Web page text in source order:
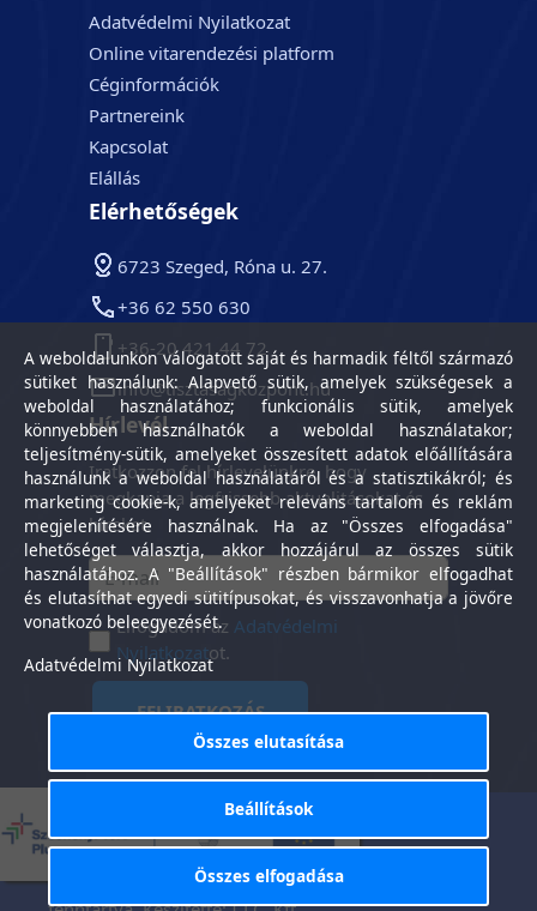
Adatvédelmi Nyilatkozat
Online vitarendezési platform
Céginformációk
Partnereink
Kapcsolat
Elállás
Elérhetőségek
6723 Szeged, Róna u. 27.
+36 62 550 630
+36-20 421 44 72
info@tisztasagkozpont.hu
Hírlevél
Iratkozzon fel hírlevelünkre, hogy
megkapja a legfrissebb aktualitásokat és
híreket.
Elfogadom azAdatvédelmi
Nyilatkozatot.
FELIRATKOZÁS
Tisztaság Központ Kft. © 2025. Minden jog
Általános Szerződési
Feltételek
-
tájékoztató
A weboldalunkon válogatott saját és harmadik féltől származó
sütiket használunk: Alapvető sütik, amelyek szükségesek a
weboldal használatához; funkcionális sütik, amelyek
könnyebben használhatók a weboldal használatakor;
teljesítmény-sütik, amelyeket összesített adatok előállítására
használunk a weboldal használatáról és a statisztikákról; és
marketing cookie-k, amelyeket releváns tartalom és reklám
megjelenítésére használnak. Ha az "Összes elfogadása"
lehetőséget választja, akkor hozzájárul az összes sütik
használatához. A "Beállítások" részben bármikor elfogadhat
és elutasíthat egyedi sütitípusokat, és visszavonhatja a jövőre
vonatkozó beleegyezését.
Adatvédelmi Nyilatkozat
Összes elutasítása
Beállítások
Összes elfogadása